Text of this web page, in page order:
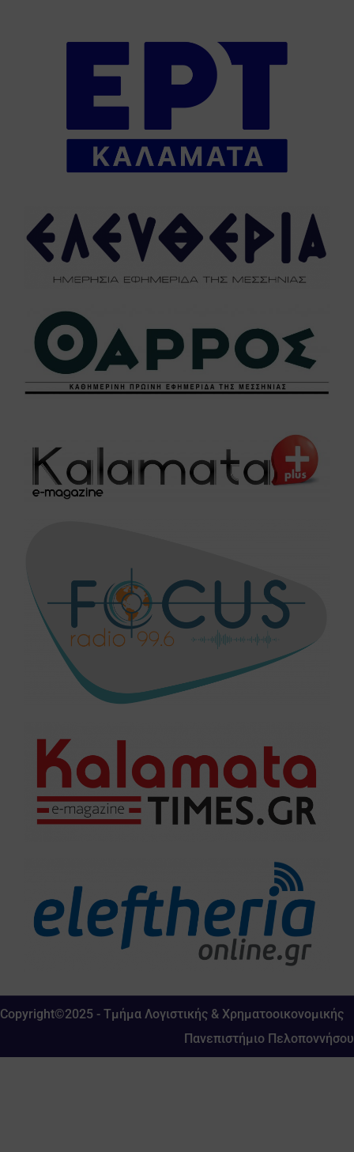
Copyright©2025 - Τμήμα Λογιστικής & Χρηματοοικονομικής
Πανεπιστήμιο Πελοποννήσου